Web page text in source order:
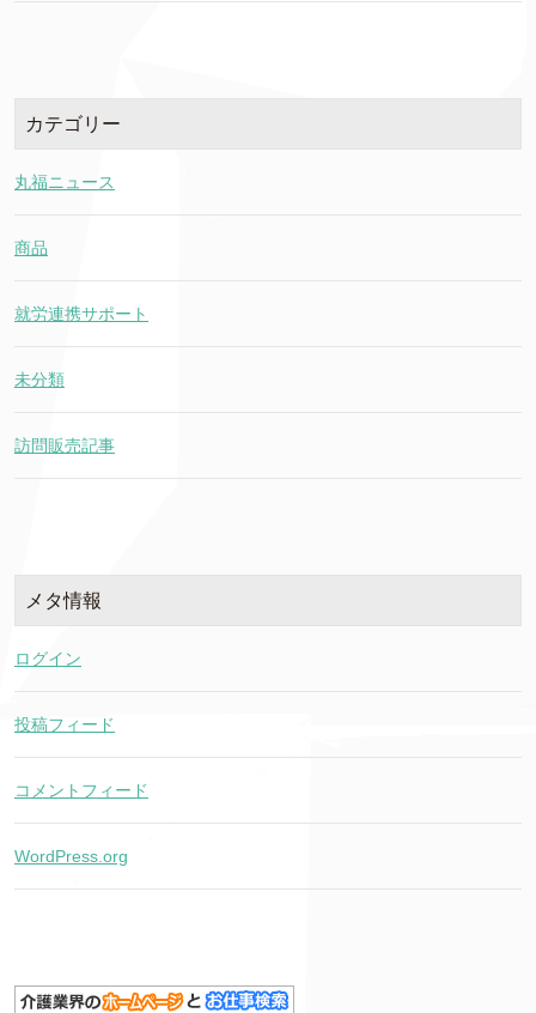
カテゴリー
丸福ニュース
商品
就労連携サポート
未分類
訪問販売記事
メタ情報
ログイン
投稿フィード
コメントフィード
WordPress.org